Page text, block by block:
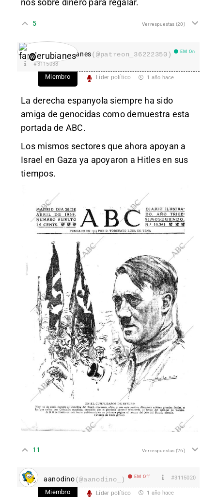
5 Ver respuestas (20)
fanderubianes(@patreon_36222350) EM On
#3115038
Miembro Líder político 1 año hace
La derecha espanyola siempre ha sido
amiga de genocidas como demuestra esta
portada de ABC.
Los mismos sectores que ahora apoyan a
Israel en Gaza ya apoyaron a Hitles en sus
tiempos.
11 Ver respuestas (26)
aanodino(@aanodino_) EM Off #3115020
Miembro Líder político 1 año hace